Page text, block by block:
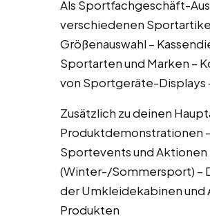
Als Sportfachgeschäft-
verschiedenen
Größenauswahl –
Sportarten und Marken –
von Sportgeräte-Displays
Zusätzlich zu deinen
Produktdemonstrationen
Sportevents und Aktionen
(Winter-/Sommersport) –
der Umkleidekabinen und
Produkten